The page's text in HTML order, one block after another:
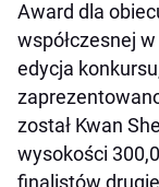
Award dla
współczesnej
edycja
został Kwan
wysokości
finalistów